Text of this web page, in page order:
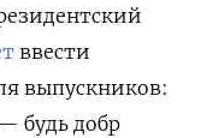
ввести
выпускников:
будь добр